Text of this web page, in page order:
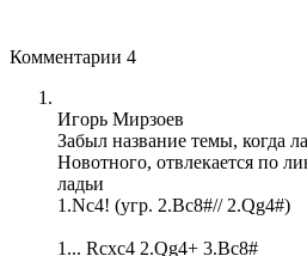
Комментарии 4
Игорь Мирзоев
Забыл название темы, когда
Новотного, отвлекается по
ладьи
1.Nc4! (угр. 2.Bc8#// 2.Qg4#)
1... Rcxc4 2.Qg4+ 3.Bc8#